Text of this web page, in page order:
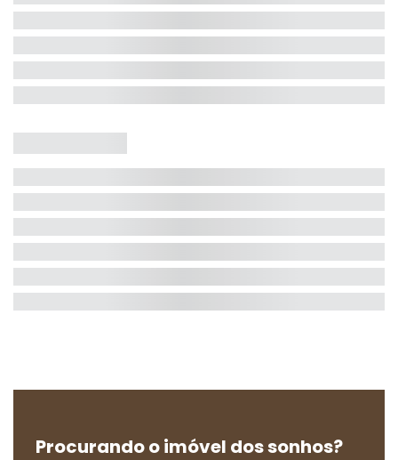
Procurando o imóvel dos sonhos?